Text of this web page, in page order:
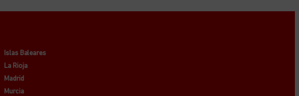
Islas Baleares
La Rioja
Madrid
Murcia